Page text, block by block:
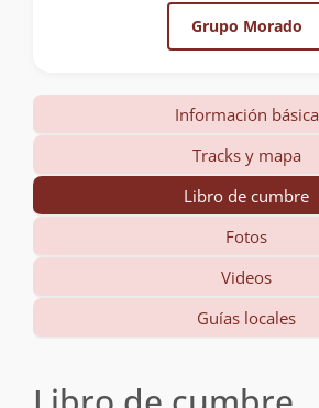
Grupo Morado
Información básica
Tracks y mapa
Libro de cumbre
Fotos
Videos
Guías locales